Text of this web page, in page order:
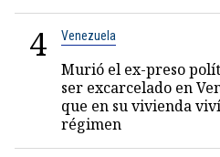
4 Venezuela
Murió el ex-preso
ser excarcelado en
que en su vivienda
régimen